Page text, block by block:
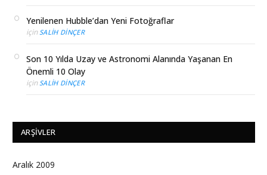
Yenilenen Hubble’dan Yeni Fotoğraflar
için SALIH DINÇER
Son 10 Yılda Uzay ve Astronomi Alanında Yaşanan En
Önemli 10 Olay
için SALIH DINÇER
ARŞIVLER
Aralık 2009